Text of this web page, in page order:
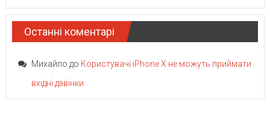
Останні коментарі
Михайло до Користувачі iPhone X не можуть приймати
вхідні дзвінки